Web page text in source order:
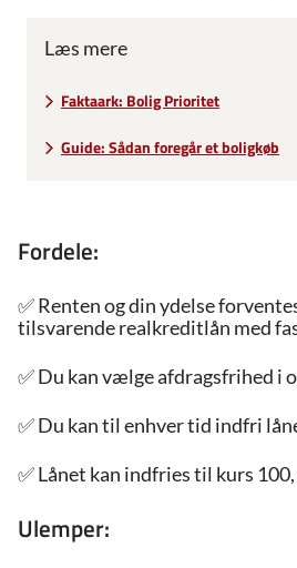
Læs mere
Faktaark: Bolig Prioritet
Guide: Sådan foregår et boligkøb
Fordele:
✅Renten og din ydelse
tilsvarende realkreditlån med
✅ Du kan vælge afdragsfrihed i
✅Du kan til enhver tid indfri
✅ Lånet kan indfries til kurs
Ulemper: